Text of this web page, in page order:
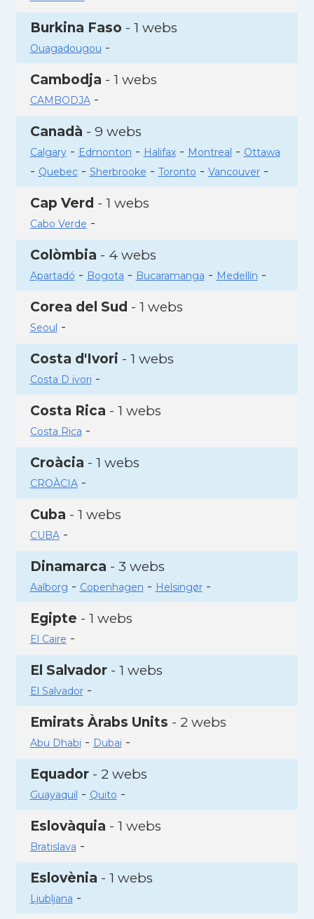
Burkina Faso - 1 webs
Ouagadougou -
Cambodja - 1 webs
CAMBODJA-
Canadà - 9 webs
Calgary- Edmonton - Halifax- Montreal - Ottawa
- Quebec- Sherbrooke - Toronto - Vancouver-
Cap Verd - 1 webs
Cabo Verde -
Colòmbia - 4 webs
Apartadó - Bogota - Bucaramanga - Medellín -
Corea del Sud - 1 webs
Seoul -
Costa d'Ivori - 1 webs
Costa D ivori -
Costa Rica - 1 webs
Costa Rica -
Croàcia - 1 webs
CROÀCIA-
Cuba - 1 webs
CUBA-
Dinamarca - 3 webs
Aalborg - Copenhagen - Helsingør-
Egipte - 1 webs
El Caire -
El Salvador- 1 webs
El Salvador-
Emirats Àrabs Units - 2 webs
Abu Dhabi - Dubai -
Equador- 2 webs
Guayaquil - Quito -
Eslovàquia - 1 webs
Bratislava -
Eslovènia - 1 webs
Ljubljana -